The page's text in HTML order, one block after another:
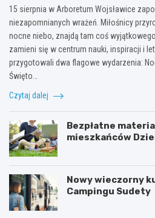
15 sierpnia w Arboretum Wojsławice
niezapomnianych wrażeń. Miłośnicy
nocne niebo, znajdą tam coś
zamieni się w centrum nauki, inspiracji i
przygotowali dwa flagowe wydarzenia:
Święto…
Czytaj dalej
Bezpłatne
mieszkańców
Nowy wieczorny
Campingu Sudety